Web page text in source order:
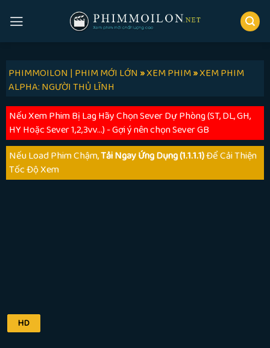
PHIMMOILON | PHIM MỚI LỚN»XEM PHIM»XEM PHIM
ALPHA: NGƯỜI THỦ LĨNH
Nếu Xem Phim Bị Lag Hãy Chọn Sever Dự Phòng (ST, DL, GH,
HY Hoặc Sever 1,2,3vv...) - Gợi ý nên chọn Sever GB
Nếu Load Phim Chậm,Tải Ngay Ứng Dụng (1.1.1.1)Để Cải Thiện
Tốc Độ Xem
HD